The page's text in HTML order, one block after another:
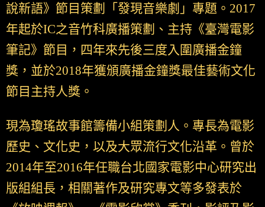
說新語》節目策劃「發現音樂劇」專題。2017
年起於IC之音竹科廣播策劃、主持《臺灣電影
筆記》節目，四年來先後三度入圍廣播金鐘
獎，並於2018年獲頒廣播金鐘獎最佳藝術文化
節目主持人獎。
現為瓊瑤故事館籌備小組策劃人。專長為電影
歷史、文化史，以及大眾流行文化沿革。曾於
2014年至2016年任職台北國家電影中心研究出
版組組長，相關著作及研究專文等多發表於